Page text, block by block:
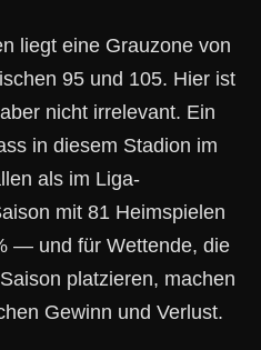
liegt eine Grauzone von
95 und 105. Hier ist
nicht irrelevant. Ein
in diesem Stadion im
als im Liga-
mit 81 Heimspielen
— und für Wettende, die
platzieren, machen
Gewinn und Verlust.